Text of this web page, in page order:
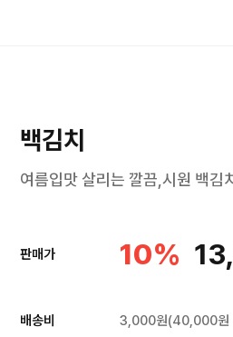
백김치
여름입맛 살리는 깔끔,시원 백김
판매가 10%
배송비 3,000원(40,000원